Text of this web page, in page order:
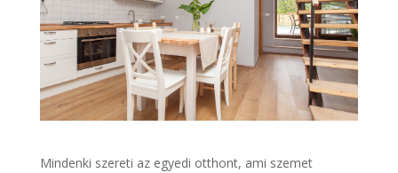
Mindenki szereti az egyedi otthont, ami szemet